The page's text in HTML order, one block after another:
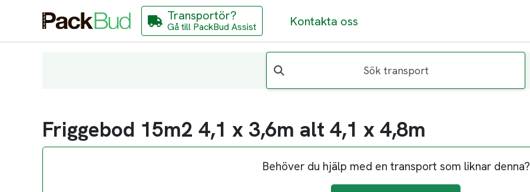
Transportör?
Gå till PackBud Assist Kontakta oss
Sök transport
Friggebod 15m2 4,1 x 3,6m alt 4,1 x 4,8m
Behöver du hjälp med en transport som liknar denna?